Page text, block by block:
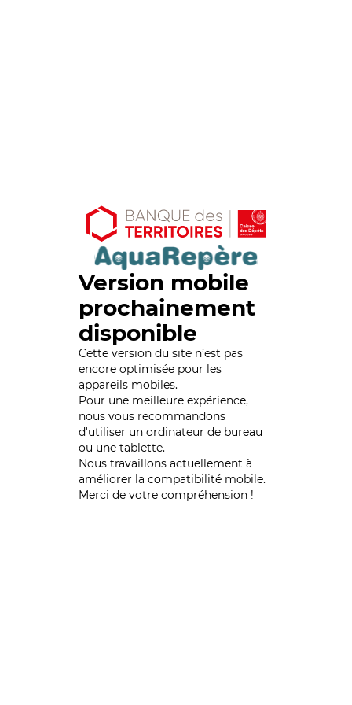
Version mobile
prochainement
disponible
Cette version du site n’est pas
encore optimisée pour les
appareils mobiles.
Pour une meilleure expérience,
nous vous recommandons
d'utiliser un ordinateur de bureau
ou une tablette.
Nous travaillons actuellement à
améliorer la compatibilité mobile.
Merci de votre compréhension !